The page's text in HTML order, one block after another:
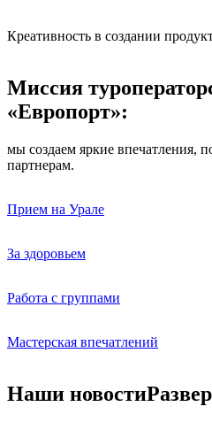
Креативность в создании
Миссия
«Европорт»:
мы создаем яркие впечатления,
партнерам.
Прием на Урале
За здоровьем
Работа с группами
Мастерская впечатлений
Наши новости